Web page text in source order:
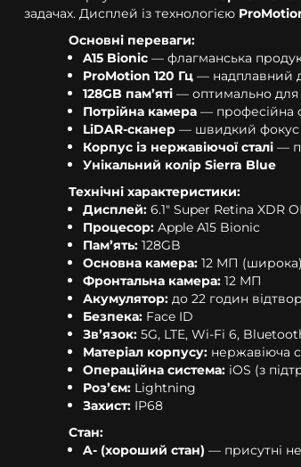
задачах. Дисплей із технологією
Основні переваги:
A15 Bionic — флагманська
ProMotion 120 Гц — надплавний
128GB памʼяті — оптимально
Потрійна камера — професійна
LiDAR-сканер — швидкий фокус
Корпус із нержавіючої сталі —
Унікальний колір Sierra Blue
Технічні характеристики:
Дисплей: 6.1" Super Retina XDR
Процесор: Apple A15 Bionic
Памʼять: 128GB
Основна камера: 12 МП
Фронтальна камера: 12 МП
Акумулятор: до 22 годин
Безпека: Face ID
Звʼязок: 5G, LTE, Wi-Fi 6,
Матеріал корпусу: нержавіюча
Операційна система: iOS (з
Розʼєм: Lightning
Захист: IP68
Стан:
A- (хороший стан) — присутні